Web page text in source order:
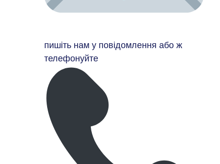
пишіть нам у повідомлення або ж
телефонуйте